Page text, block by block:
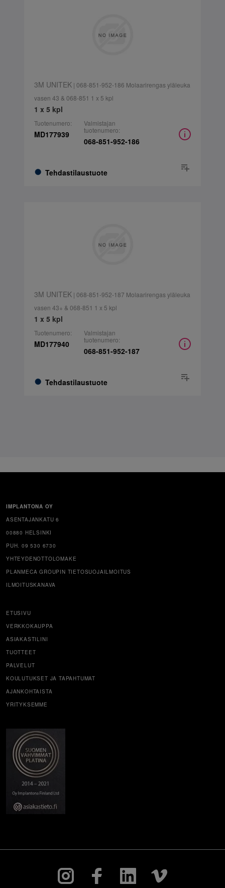
3M UNITEK| 068-851-952-186 Molaarirengas yläleuka
vasen 43 & 068-851 1 x 5 kpl
1 x 5 kpl
Tuotenumero:
MD177939
Tehdastilaustuote
Valmistajan
tuotenumero:
068-851-952-186
3M UNITEK| 068-851-952-187 Molaarirengas yläleuka
vasen 43+ & 068-851 1 x 5 kpl
1 x 5 kpl
Tuotenumero:
MD177940
Tehdastilaustuote
Valmistajan
tuotenumero:
068-851-952-187
IMPLANTONA OY
ASENTAJANKATU 6
00880 HELSINKI
PUH. 09 530 6730
YHTEYDENOTTOLOMAKE
PLANMECA GROUPIN TIETOSUOJAILMOITUS
ILMOITUSKANAVA
ETUSIVU
VERKKOKAUPPA
ASIAKASTILINI
TUOTTEET
PALVELUT
KOULUTUKSET JA TAPAHTUMAT
AJANKOHTAISTA
YRITYKSEMME